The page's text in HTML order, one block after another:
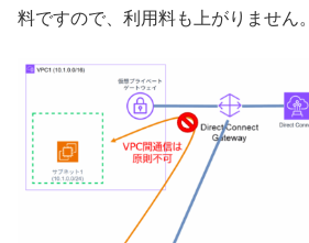
料ですので、利用料も上がりません。